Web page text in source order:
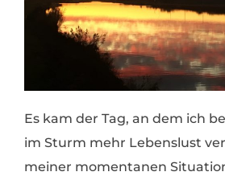
Es kam der Tag, an dem ich
im Sturm mehr Lebenslust
meiner momentanen